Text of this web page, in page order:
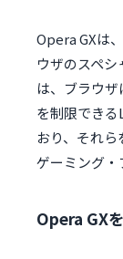
Opera GXは
ウザのスペ
は、ブラウ
を制限でき
おり、それ
ゲーミング・
Opera GX